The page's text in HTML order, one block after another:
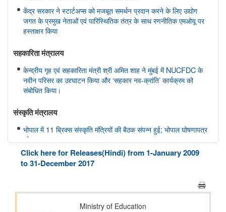
केंद्र सरकार ने स्टार्टअप्स को मजबूत समर्थन प्रदान करने के लिए उद्योग
जगत के प्रमुख नेताओं एवं पारिस्थितिक तंत्र के साथ रणनीतिक एमओयू पर
हस्ताक्षर किया
सहकारिता मंत्रालय
केन्द्रीय गृह एवं सहकारिता मंत्री श्री अमित शाह ने मुंबई में NUCFDC के
नवीन परिसर का उद्द्घाटन किया और ‘सहकार नव-क्रांति’ कार्यक्रम को
संबोधित किया।
संस्‍कृति मंत्रालय
भोपाल में 11 ब्रिक्स संस्कृति मंत्रियों की बैठक संपन्न हुई; भोपाल घोषणापत्र
को अपनाया
रक्षा मंत्रालय
Click here for Releases(Hindi) from 1-January 2009
to 31-December 2017